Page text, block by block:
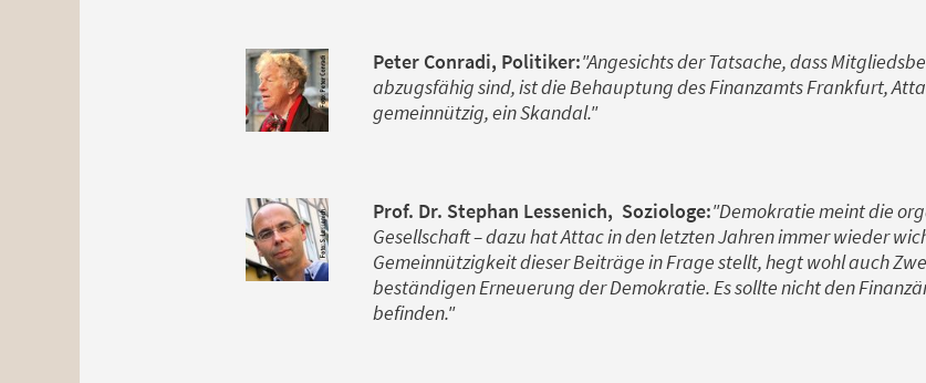
Peter Conradi, Politiker:"Angesichts der Tatsache, dass
abzugsfähig sind, ist die Behauptung des Finanzamts Frankfurt,
gemeinnützig, ein Skandal."
Prof. Dr. Stephan Lessenich, Soziologe:"Demokratie meint die
Gesellschaft – dazu hat Attac in den letzten Jahren immer wieder
Gemeinnützigkeit dieser Beiträge in Frage stellt, hegt wohl auch
beständigen Erneuerung der Demokratie. Es sollte nicht den
befinden."